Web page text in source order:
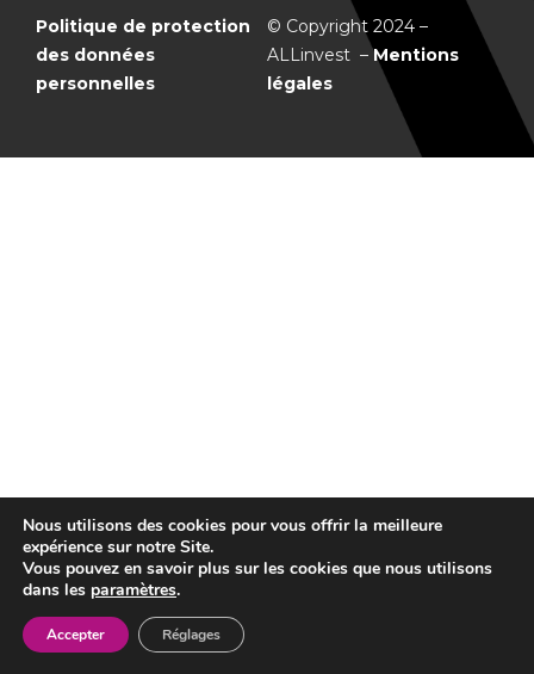
Politique de protection
des données
personnelles
© Copyright 2024 –
ALLinvest –Mentions
légales
Nous utilisons des cookies pour vous offrir la meilleure
expérience sur notre Site.
Vous pouvez en savoir plus sur les cookies que nous utilisons
dans les paramètres.
Accepter Réglages